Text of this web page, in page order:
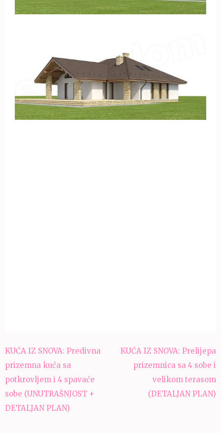
Navigacija
članaka
KUĆA IZ SNOVA: Predivna
prizemna kuća sa
potkrovljem i 4 spavaće
sobe (UNUTRAŠNJOST +
DETALJAN PLAN)
KUĆA IZ SNOVA: Prelijepa
prizemnica sa 4 sobe i
velikom terasom
(DETALJAN PLAN)